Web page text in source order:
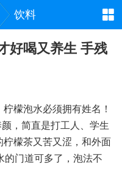
饮料
好喝又养生 手残
檬泡水必须拥有姓名！
，简直是打工人、学生
柠檬茶又苦又涩，和外面
的门道可多了，泡法不